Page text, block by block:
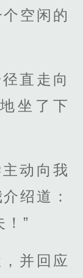
空闲的
直走向
坐了下
动向我
绍道：
”
并回应